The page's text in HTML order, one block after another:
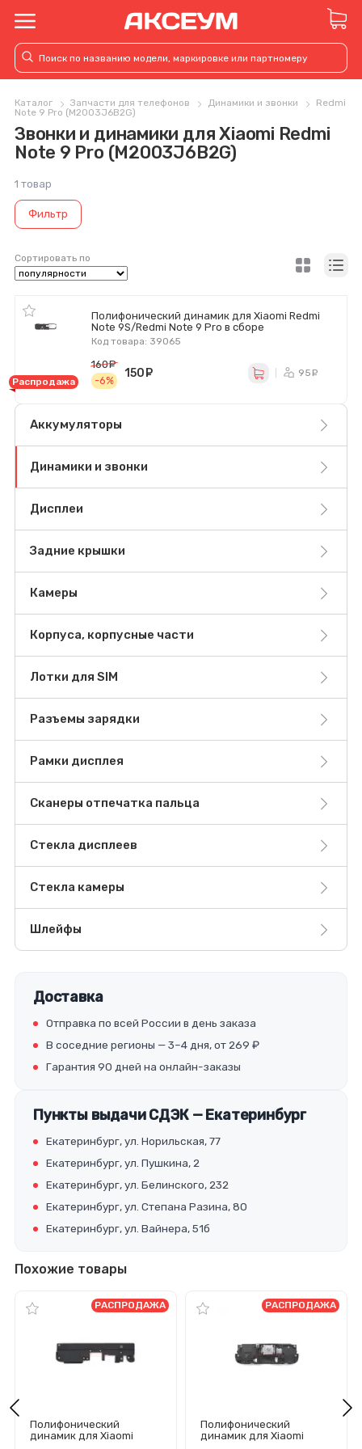
Каталог Запчасти для телефонов Динамики и звонки
Redmi
Note 9 Pro (M2003J6B2G)
Звонки и динамики для Xiaomi Redmi
Note 9 Pro (M2003J6B2G)
1 товар
Фильтр
Сортировать по
Полифонический динамик для Xiaomi Redmi
Note 9S/Redmi Note 9 Pro в сборе
Код товара: 39065
Распродажа
160
-6%
150 95
Аккумуляторы
Динамики и звонки
Дисплеи
Задние крышки
Камеры
Корпуса, корпусные части
Лотки для SIM
Разъемы зарядки
Рамки дисплея
Сканеры отпечатка пальца
Стекла дисплеев
Стекла камеры
Шлейфы
Доставка
Отправка по всей России в день заказа
В соседние регионы — 3–4 дня, от 269 ₽
Гарантия 90 дней на онлайн-заказы
Пункты выдачи СДЭК — Екатеринбург
Екатеринбург, ул. Норильская, 77
Екатеринбург, ул. Пушкина, 2
Екатеринбург, ул. Белинского, 232
Екатеринбург, ул. Степана Разина, 80
Екатеринбург, ул. Вайнера, 51б
Похожие товары
Полифонический
динамик для Xiaomi
РАСПРОДАЖА
Полифонический
динамик для Xiaomi
РАСПРОДАЖА